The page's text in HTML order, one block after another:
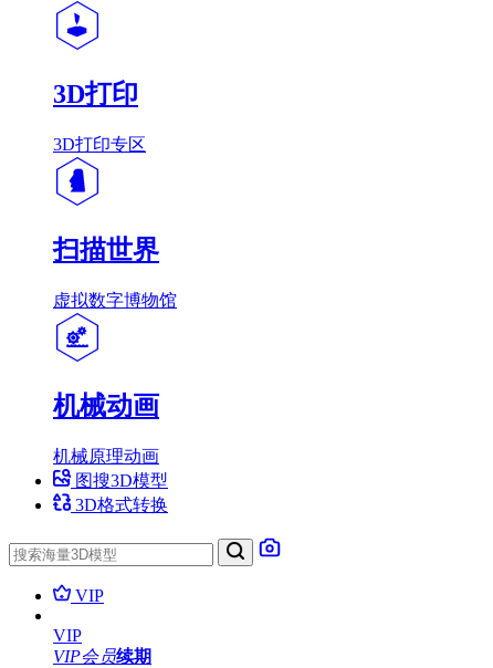
3D打印
3D打印专区
扫描世界
虚拟数字博物馆
机械动画
机械原理动画
图搜3D模型
3D格式转换
VIP
VIP
VIP会员续期